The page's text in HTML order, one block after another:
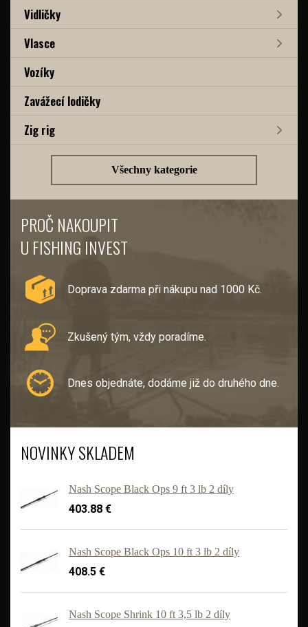
Vidličky
Vlasce
Vozíky
Zavážecí lodičky
Zig rig
Všechny kategorie
PROČ NAKOUPIT
U FISHING INVEST
Doprava zdarma při nákupu nad 1000 Kč.
Zkušený tým, vždy poradíme.
Dnes objednáte, dodáme již do druhého dne.
NOVINKY SKLADEM
Nash Scope Black Ops 9 ft 3 lb 2 díly
403.88 €
Nash Scope Black Ops 10 ft 3 lb 2 díly
408.5 €
Nash Scope Shrink 10 ft 3,5 lb 2 díly